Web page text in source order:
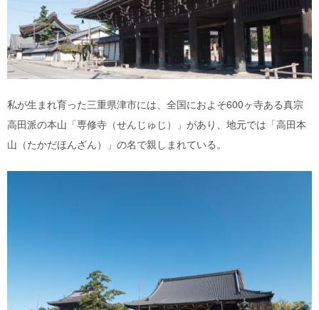
私が生まれ育った三重県津市には、全国におよそ600ヶ寺ある真宗
高田派の本山「専修寺（せんじゅじ）」があり、地元では「高田本
山（たかだほんざん）」の名で親しまれている。